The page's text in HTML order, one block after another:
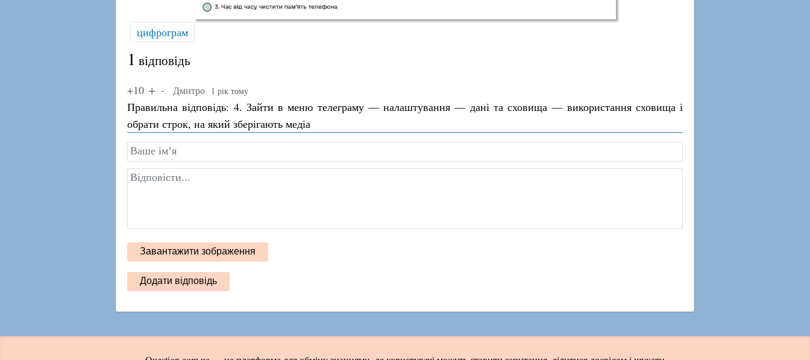
цифрограм
1 відповідь
+10 Дмитро 1 рік тому
Правильна відповідь: 4. Зайти в меню телеграму — налаштування — дані та сховища — використання сховища і
обрати строк, на який зберігають медіа